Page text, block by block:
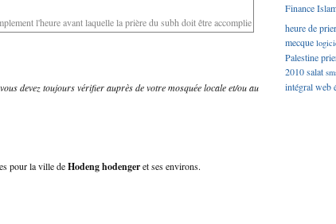
l'heure avant laquelle la prière du subh doit être accomplie
devez toujours vérifier auprès de votre mosquée locale et/ou au
pour la ville deHodeng hodengeret ses environs.
Finance
heure de
mecque
Palestine
2010salat
intégralweb